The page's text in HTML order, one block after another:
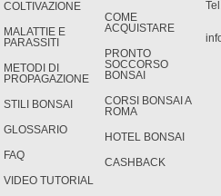
COLTIVAZIONE
MALATTIE E
PARASSITI
METODI DI
PROPAGAZIONE
STILI BONSAI
GLOSSARIO
FAQ
VIDEO TUTORIAL
COME
ACQUISTARE
PRONTO
SOCCORSO
BONSAI
CORSI BONSAI A
ROMA
HOTEL BONSAI
CASHBACK